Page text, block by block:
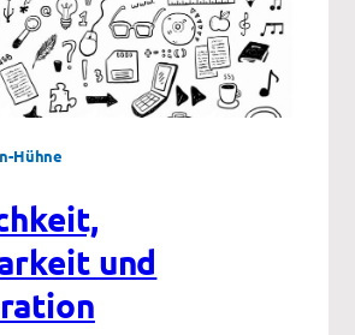
Hühne
und